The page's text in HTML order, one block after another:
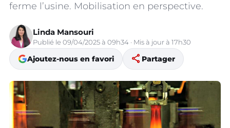
ferme l’usine. Mobilisation en perspective.
Linda Mansouri
Publié le 09/04/2025 à 09h34 · Mis à jour à 17h30
Ajoutez-nous en favori share Partager